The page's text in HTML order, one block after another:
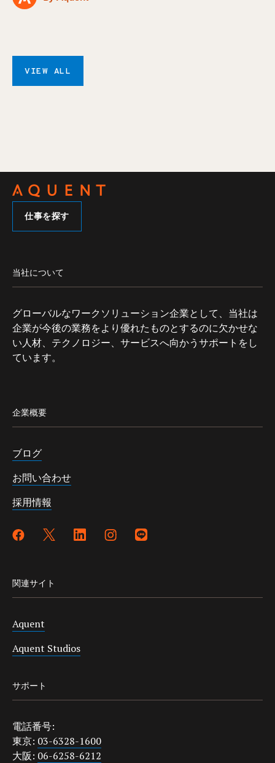
VIEW ALL
仕事を探す
当社について
グローバルなワークソリューション企業として、当社は
企業が今後の業務をより優れたものとするのに欠かせな
い人材、テクノロジー、サービスへ向かうサポートをし
ています。
企業概要
ブログ
お問い合わせ
採用情報
関連サイト
Aquent
Aquent Studios
サポート
電話番号:
東京: 03-6328-1600
大阪: 06-6258-6212